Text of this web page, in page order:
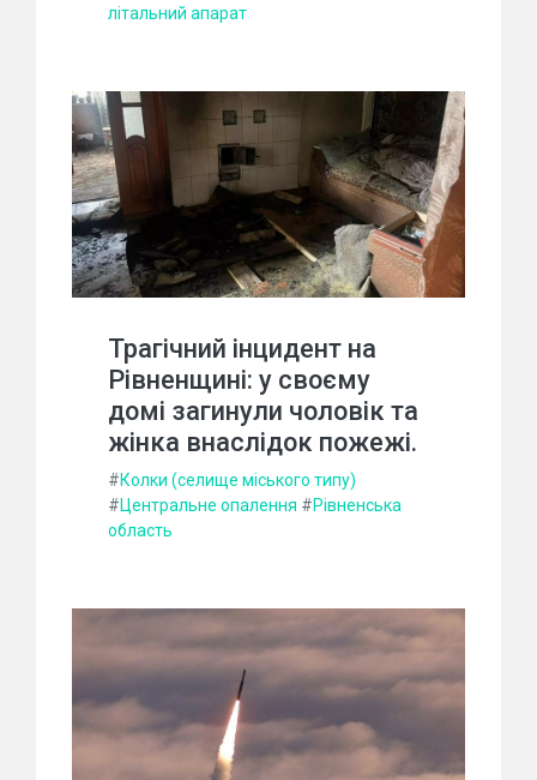
літальний апарат
Трагічний інцидент на
Рівненщині: у своєму
домі загинули чоловік та
жінка внаслідок пожежі.
#Колки (селище міського типу)
#Центральне опалення #Рівненська
область